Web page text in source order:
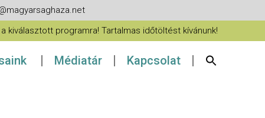
programra! Tartalmas időtöltést kívánunk!
Médiatár Kapcsolat